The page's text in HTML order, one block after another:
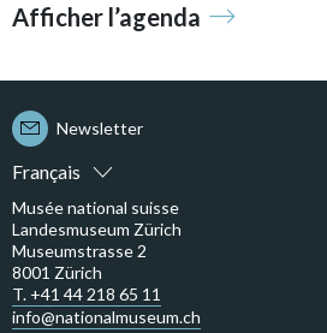
Afficher l’agenda
Français
Newsletter
Musée national suisse
Landesmuseum Zürich
Museumstrasse 2
8001 Zürich
T. +41 44 218 65 11
info@nationalmuseum.ch